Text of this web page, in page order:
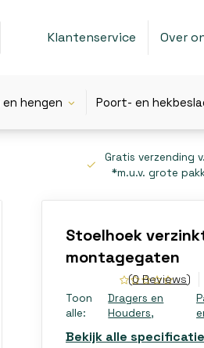
Klantenservice Over
en hengen Poort- en
Gratis verzending
*m.u.v. grote
Stoelhoek
montagegaten
(0 Reviews)
Toon
alle:
Dragers en
Houders,
Bekijk alle